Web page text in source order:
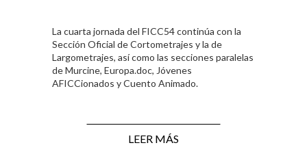
La cuarta jornada del FICC54 continúa con la
Sección Oficial de Cortometrajes y la de
Largometrajes, así como las secciones paralelas
de Murcine, Europa.doc, Jóvenes
AFICCionados y Cuento Animado.
LEER MÁS